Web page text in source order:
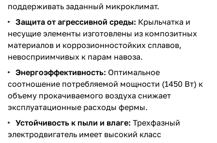
поддерживать заданный микроклимат.
Защита от агрессивной среды: Крыльчатка и
несущие элементы изготовлены из композитных
материалов и коррозионностойких сплавов,
невосприимчивых к парам навоза.
Энергоэффективность: Оптимальное
соотношение потребляемой мощности (1450 Вт) к
объему прокачиваемого воздуха снижает
эксплуатационные расходы фермы.
Устойчивость к пыли и влаге: Трехфазный
электродвигатель имеет высокий класс